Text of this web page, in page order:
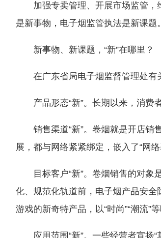
加强专卖管理、开展市场监管
是新事物，电子烟监管执法是新课题。
新事物、新课题，“新”在哪里？
在广东省局电子烟监督管理处有
产品形态“新”。长期以来，消
销售渠道“新”。卷烟就是开店
展，都与网络紧紧绑定，嵌入了“网络
目标客户“新”。卷烟销售的对
化、规范化轨道前，电子烟产品安全
游戏的新奇特产品，以“时尚”“潮流”
应用范围“新”。一些经营者宣扬